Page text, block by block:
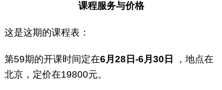
课程服务与价格
这是这期的课程表：
第59期的开课时间定在6月28日-6月30日
，地点在
北京，定价在19800元。